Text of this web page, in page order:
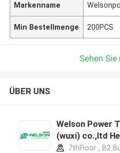
Markenname
Min Bestellmenge 200PCS
Sehen Sie
ÜBER UNS
Welson Power
(wuxi) co.,ltd
7thFloor , B2